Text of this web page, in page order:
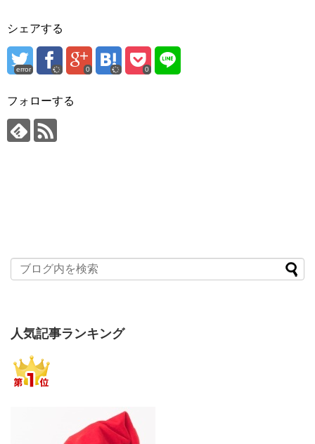
シェアする
error 0 0
フォローする
人気記事ランキング